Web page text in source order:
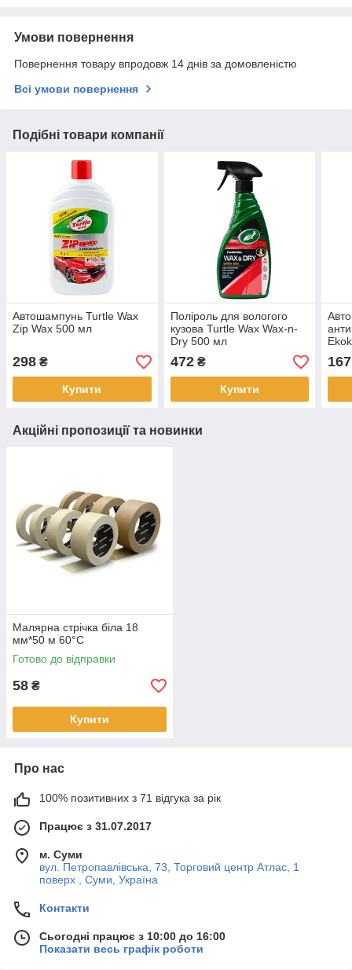
Умови повернення
Повернення товару впродовж 14 днів за домовленістю
Всі умови повернення
Подібні товари компанії
Автошампунь Turtle Wax
Zip Wax 500 мл
298 ₴
Купити
Поліроль для вологого
кузова Turtle Wax Wax-n-
Dry 500 мл
472₴
Купити
167
Акційні пропозиції та новинки
Малярна стрічка біла 18
мм*50 м 60°С
Готово до відправки
58 ₴
Купити
Про нас
100% позитивних з 71 відгука за рік
Працює з 31.07.2017
м. Суми
вул. Петропавлівська, 73, Торговий центр Атлас, 1
поверх , Суми, Україна
Контакти
Сьогодні працює з 10:00 до 16:00
Показати весь графік роботи